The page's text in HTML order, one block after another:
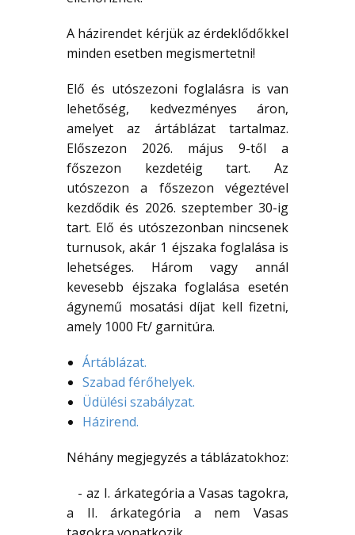
A házirendet kérjük az érdeklődőkkel
minden esetben megismertetni!
Elő és utószezoni foglalásra is van
lehetőség, kedvezményes áron,
amelyet az ártáblázat tartalmaz.
Előszezon 2026. május 9-től a
főszezon kezdetéig tart. Az
utószezon a főszezon végeztével
kezdődik és 2026. szeptember 30-ig
tart. Elő és utószezonban nincsenek
turnusok, akár 1 éjszaka foglalása is
lehetséges. Három vagy annál
kevesebb éjszaka foglalása esetén
ágynemű mosatási díjat kell fizetni,
amely 1000 Ft/ garnitúra.
Ártáblázat.
Szabad férőhelyek.
Üdülési szabályzat.
Házirend.
Néhány megjegyzés a táblázatokhoz:
- az I. árkategória a Vasas tagokra,
a II. árkategória a nem Vasas